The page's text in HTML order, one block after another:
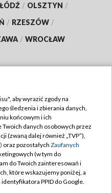
ŁÓDŹ / OLSZTYN /
/ RZESZÓW /
/ WROCŁAW
TVP
aby wyrazić zgody na
śledzenia i zbierania danych,
końcowym i ich
danych osobowych przez
(zwaną dalej również „TVP”),
oraz pozostałych Zaufanych
(w tym do
do Twoich zainteresowań i
które wskazujemy poniżej, a
PPID do Google.